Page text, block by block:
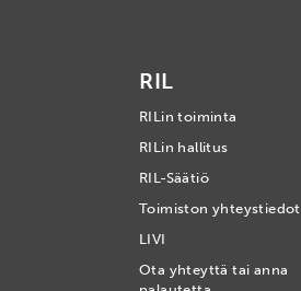
RIL
RILin toiminta
RILin hallitus
RIL-Säätiö
Toimiston yhteystiedot
LIVI
Ota yhteyttä tai anna